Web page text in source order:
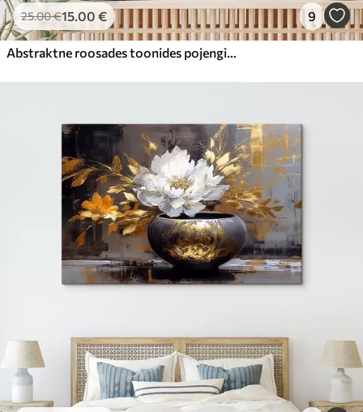
25.00€15.00 € 9
Abstraktne roosades toonides pojengide kimp